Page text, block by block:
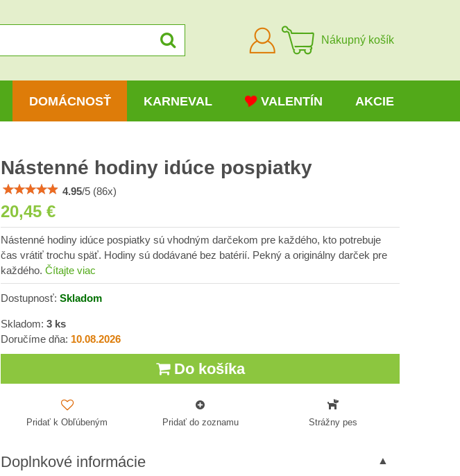
Prihlásiť
sa
Nákupný košík
DOMÁCNOSŤ KARNEVAL VALENTÍN AKCIE
Nástenné hodiny idúce pospiatky
4.95/5 (86x)
20,45 €
Nástenné hodiny idúce pospiatky sú vhodným darčekom pre každého, kto potrebuje
čas vrátiť trochu späť. Hodiny sú dodávané bez batérií. Pekný a originálny darček pre
každého. Čítajte viac
Dostupnosť: Skladom
Skladom: 3 ks
Doručíme dňa: 10.08.2026
Do košíka
Pridať k Obľúbeným Pridať do zoznamu Strážny pes
Doplnkové informácie